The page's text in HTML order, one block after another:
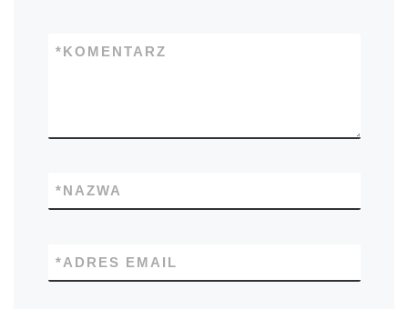
KOMENTARZ
*
NAZWA
*
ADRES EMAIL
*